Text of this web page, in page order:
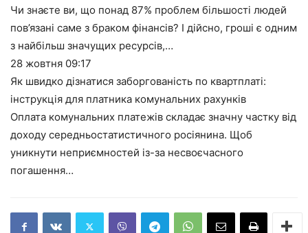
Чи знаєте ви, що понад 87% проблем більшості людей
пов’язані саме з браком фінансів? І дійсно, гроші є одним
з найбільш значущих ресурсів,…
28 жовтня 09:17
Як швидко дізнатися заборгованість по квартплаті:
інструкція для платника комунальних рахунків
Оплата комунальних платежів складає значну частку від
доходу середньостатистичного росіянина. Щоб
уникнути неприємностей із-за несвоєчасного
погашення…